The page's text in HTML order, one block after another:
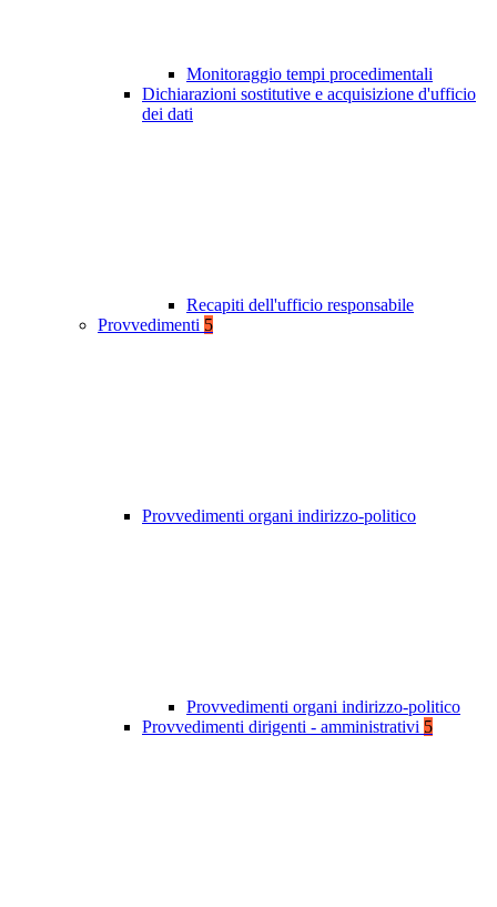
Monitoraggio tempi procedimentali
Dichiarazioni sostitutive e acquisizione d'ufficio
dei dati
Recapiti dell'ufficio responsabile
Provvedimenti 5
Provvedimenti organi indirizzo-politico
Provvedimenti organi indirizzo-politico
Provvedimenti dirigenti - amministrativi 5